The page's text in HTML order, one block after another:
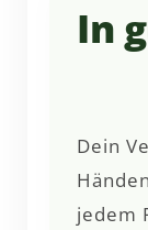
In
Dein
jedem